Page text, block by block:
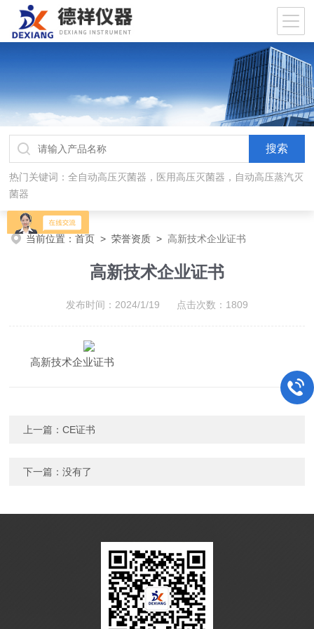
热门关键词：全自动高压灭菌器，医用高压灭菌器，自动高压蒸汽灭
菌器
当前位置：首页 >荣誉资质 > 高新技术企业证书
高新技术企业证书
发布时间：2024/1/19 点击次数：1809
高新技术企业证书
上一篇：CE证书
下一篇：没有了